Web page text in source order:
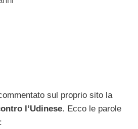
sul proprio sito la
l’Udinese. Ecco le parole